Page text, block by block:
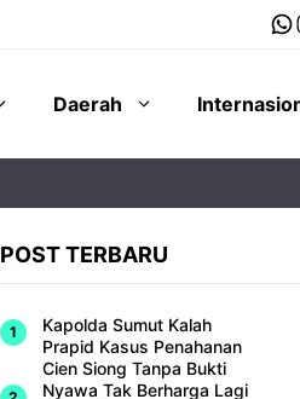
Daerah
POST TERBARU
Kapolda Sumut Kalah
Prapid Kasus Penahanan
Cien Siong Tanpa Bukti
Nyawa Tak Berharga Lagi